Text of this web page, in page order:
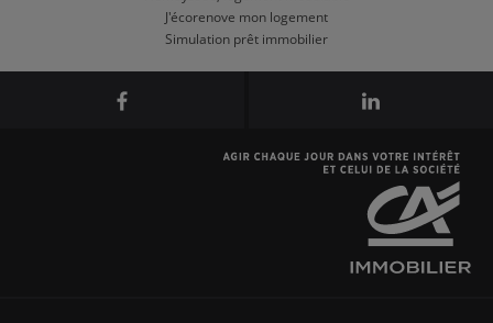
J'écorenove mon logement
Simulation prêt immobilier